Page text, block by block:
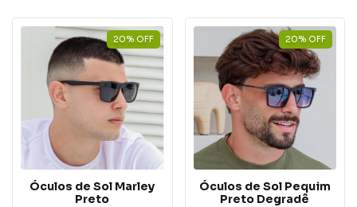
20% OFF
Óculos de Sol Marley
Preto
20% OFF
Óculos de Sol Pequim
Preto Degradê